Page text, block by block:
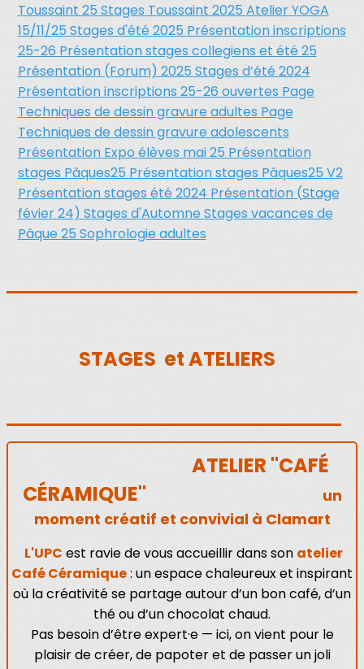
Toussaint 25 Stages Toussaint 2025Atelier YOGA
15/11/25 Stages d'été 2025 Présentation inscriptions
25-26 Présentation stages collegiens et été 25
Présentation (Forum) 2025 Stages d’été 2024
Présentation inscriptions 25-26 ouvertes Page
Techniques de dessin gravure adultes Page
Techniques de dessin gravure adolescents
Présentation Expo élèves mai 25 Présentation
stages Pâques25 Présentation stages Pâques25 V2
Présentation stages été 2024 Présentation (Stage
févier 24) Stages d'AutomneStages vacances de
Pâque 25 Sophrologie adultes
STAGES et ATELIERS
ATELIER "CAFÉ
CÉRAMIQUE"
un
moment créatif et convivial à Clamart
L'UPC est ravie de vous accueillir dans son atelier
Café Céramique: un espace chaleureux et inspirant
où la créativité se partage autour d’un bon café, d’un
thé ou d’un chocolat chaud.
Pas besoin d’être expert·e — ici, on vient pour le
plaisir de créer, de papoter et de passer un joli